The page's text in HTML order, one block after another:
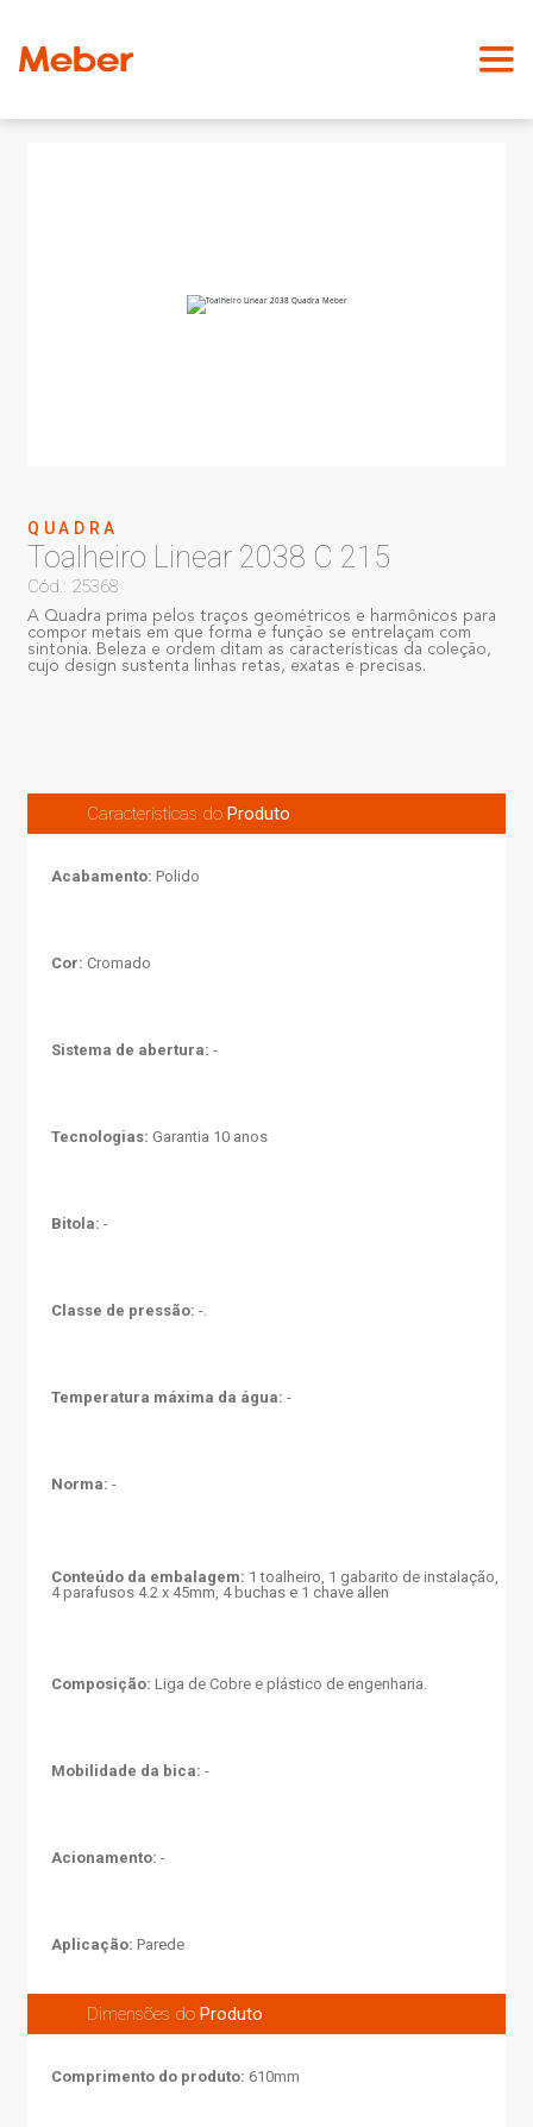
QUADRA
Toalheiro Linear 2038 C 215
Cód.: 25368
A Quadra prima pelos traços geométricos e harmônicos para
compor metais em que forma e função se entrelaçam com
sintonia. Beleza e ordem ditam as características da coleção,
cujo design sustenta linhas retas, exatas e precisas.
Características doProduto
Acabamento: Polido
Cor: Cromado
Sistema de abertura: -
Tecnologias: Garantia 10 anos
Bitola: -
Classe de pressão: -.
Temperatura máxima da água: -
Norma: -
Conteúdo da embalagem: 1 toalheiro, 1 gabarito de instalação,
4 parafusos 4.2 x 45mm, 4 buchas e 1 chave allen
Composição: Liga de Cobre e plástico de engenharia.
Mobilidade da bica: -
Acionamento: -
Aplicação: Parede
Dimensões doProduto
Comprimento do produto: 610mm